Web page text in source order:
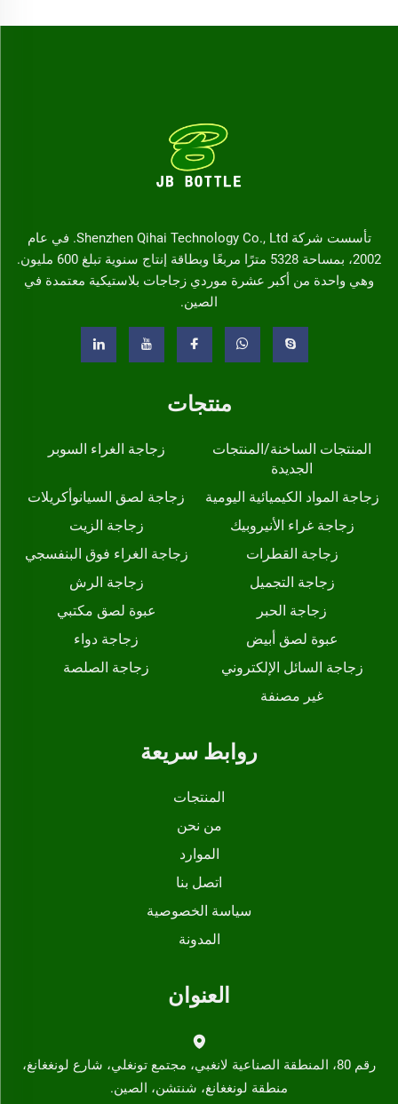
تأسست شركة Shenzhen Qihai Technology Co., Ltd. في عام
2002، بمساحة 5328 مترًا مربعًا وبطاقة إنتاج سنوية تبلغ 600 مليون.
وهي واحدة من أكبر عشرة موردي زجاجات بلاستيكية معتمدة في
الصين.
منتجات
المنتجات الساخنة/المنتجات
الجديدة
زجاجة الغراء السوبر
زجاجة المواد الكيميائية اليومية
زجاجة لصق السيانوأكريلات
زجاجة غراء الأنيروبيك
زجاجة الزيت
زجاجة القطرات
زجاجة الغراء فوق البنفسجي
زجاجة التجميل
زجاجة الرش
زجاجة الحبر
عبوة لصق مكتبي
عبوة لصق أبيض
زجاجة دواء
زجاجة السائل الإلكتروني
زجاجة الصلصة
غير مصنفة
روابط سريعة
المنتجات
من نحن
الموارد
اتصل بنا
سياسة الخصوصية
المدونة
العنوان
رقم 80، المنطقة الصناعية لانغبي، مجتمع تونغلي، شارع لونغغانغ،
منطقة لونغغانغ، شنتشن، الصين.